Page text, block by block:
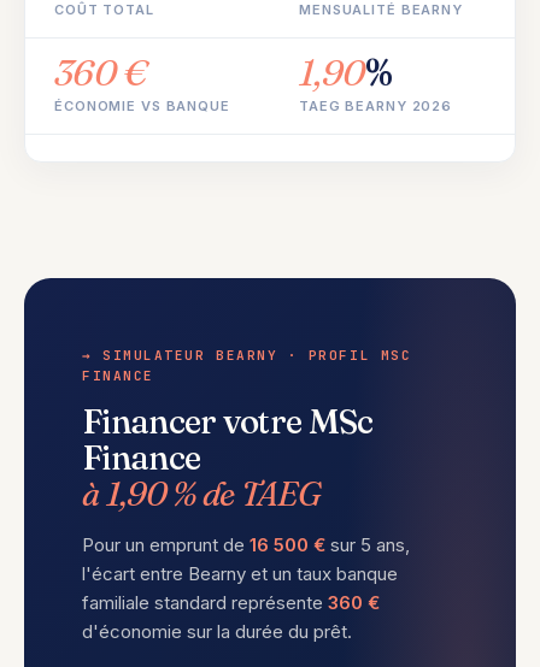
COÛT TOTAL MENSUALITÉ BEARNY
360 €
ÉCONOMIE VS BANQUE
1,90%
TAEG BEARNY 2026
→ SIMULATEUR BEARNY · PROFIL MSC
FINANCE
Financer votre MSc
Finance
à 1,90 % de TAEG
Pour un emprunt de 16 500 € sur 5 ans,
l'écart entre Bearny et un taux banque
familiale standard représente 360 €
d'économie sur la durée du prêt.